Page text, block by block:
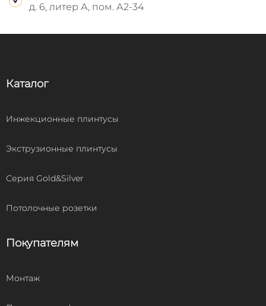
д. 6, литер А, пом. А2-34
Каталог
Инжекционные плинтусы
Экструзионные плинтусы
Серия Gold&Silver
Потолочные розетки
Покупателям
Монтаж